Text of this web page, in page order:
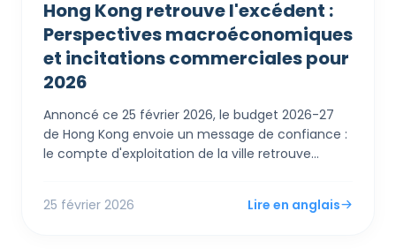
Hong Kong retrouve l'excédent :
Perspectives macroéconomiques
et incitations commerciales pour
2026
Annoncé ce 25 février 2026, le budget 2026-27
de Hong Kong envoie un message de confiance :
le compte d'exploitation de la ville retrouve
dévoilé des mesures de soutien immédiates,
25 février 2026 Lire en anglais